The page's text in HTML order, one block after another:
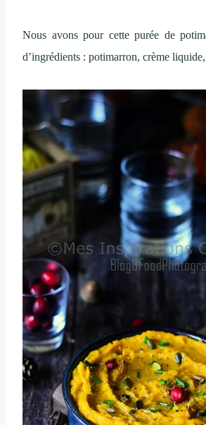
Nous avons pour cette purée de
d’ingrédients : potimarron, crème